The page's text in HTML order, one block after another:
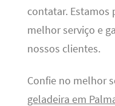
contatar. Estamos
melhor serviço e
nossos clientes.
Confie no melhor
geladeira em